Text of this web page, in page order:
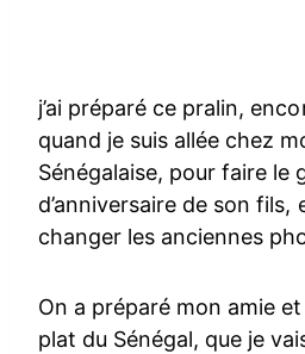
j’ai préparé ce pralin,
quand je suis allée chez
Sénégalaise, pour faire le
d’anniversaire de son fils,
changer les anciennes
On a préparé mon amie
plat du Sénégal, que je